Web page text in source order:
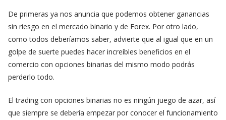
De primeras ya nos anuncia que podemos obtener ganancias
sin riesgo en el mercado binario y de Forex. Por otro lado,
como todos deberíamos saber, advierte que al igual que en un
golpe de suerte puedes hacer increíbles beneficios en el
comercio con opciones binarias del mismo modo podrás
perderlo todo.
El trading con opciones binarias no es ningún juego de azar, así
que siempre se debería empezar por conocer el funcionamiento